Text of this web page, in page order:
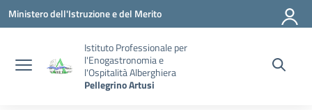
Vai ai contenuti
Vai al menu di navigazione
Vai al footer
Ministero dell'Istruzione e del Merito
Istituto Professionale per
l'Enogastronomia e
l'Ospitalità Alberghiera
Pellegrino Artusi